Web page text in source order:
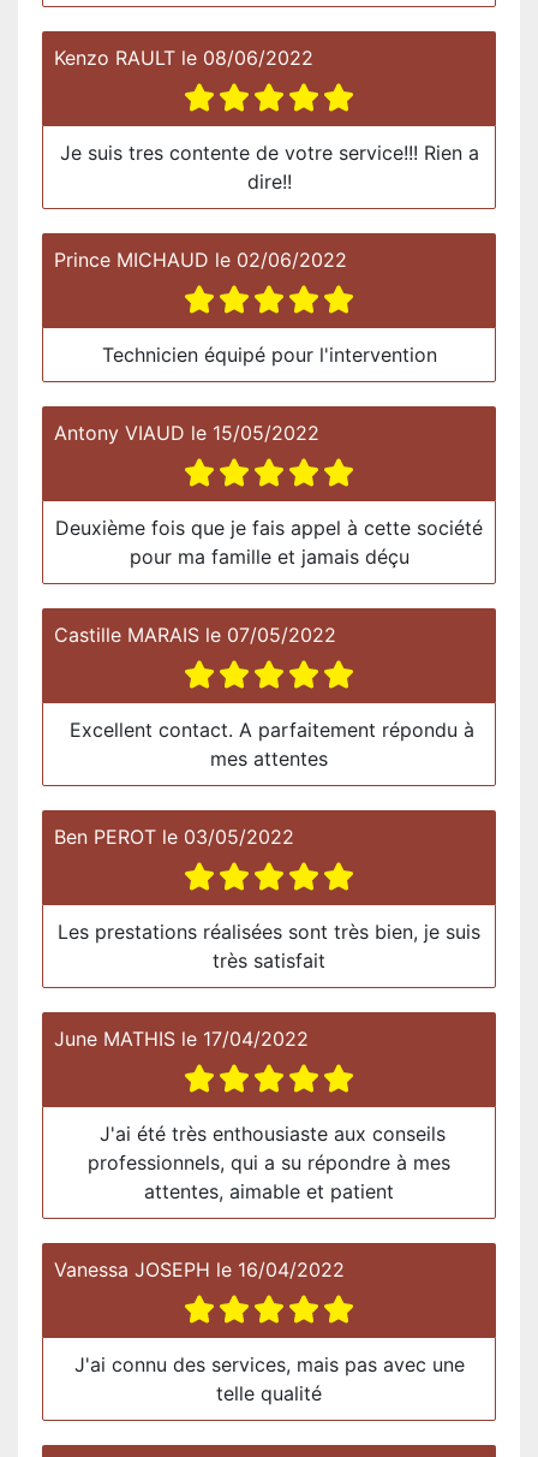
Kenzo RAULT le 08/06/2022
Je suis tres contente de votre service!!! Rien a
dire!!
Prince MICHAUD le 02/06/2022
Technicien équipé pour l'intervention
Antony VIAUD le 15/05/2022
Deuxième fois que je fais appel à cette société
pour ma famille et jamais déçu
Castille MARAIS le 07/05/2022
Excellent contact. A parfaitement répondu à
mes attentes
Ben PEROT le 03/05/2022
Les prestations réalisées sont très bien, je suis
très satisfait
June MATHIS le 17/04/2022
J'ai été très enthousiaste aux conseils
professionnels, qui a su répondre à mes
attentes, aimable et patient
Vanessa JOSEPH le 16/04/2022
J'ai connu des services, mais pas avec une
telle qualité